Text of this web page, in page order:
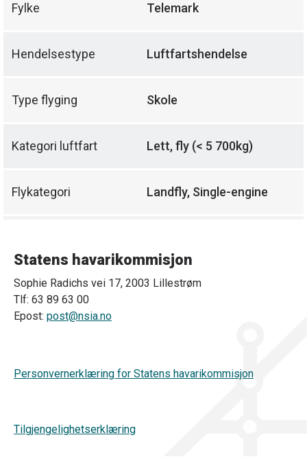
Fylke Telemark
Hendelsestype Luftfartshendelse
Type flyging Skole
Kategori luftfart Lett, fly (< 5 700kg)
Flykategori Landfly, Single-engine
Statens havarikommisjon
Sophie Radichs vei 17, 2003 Lillestrøm
Tlf: 63 89 63 00
Epost: post@nsia.no
Personvernerklæring for Statens havarikommisjon
Tilgjengelighetserklæring